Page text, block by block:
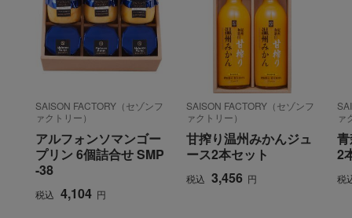
SAISON FACTORY（セゾンフ
ァクトリー）
アルフォンソマンゴー
プリン 6個詰合せ SMP
-38
税込 4,104 円
SAISON FACTORY（セゾンフ
ァクトリー）
甘搾り温州みかんジュ
ース2本セット
税込 3,456 円
ァ
2
税